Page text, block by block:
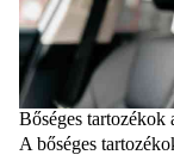
Bőséges tartozékok
A bőséges